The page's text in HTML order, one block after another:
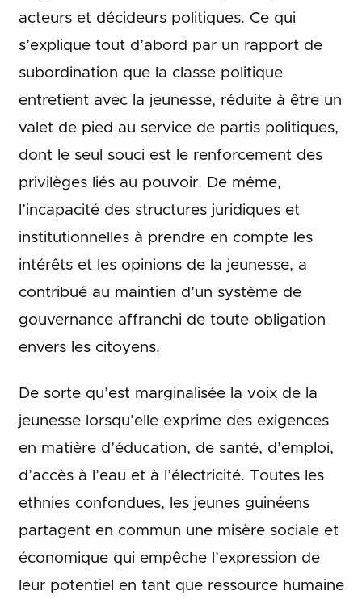
acteurs et décideurs politiques. Ce qui
s’explique tout d’abord par un rapport de
subordination que la classe politique
entretient avec la jeunesse, réduite à être un
valet de pied au service de partis politiques,
dont le seul souci est le renforcement des
privilèges liés au pouvoir. De même,
l’incapacité des structures juridiques et
institutionnelles à prendre en compte les
intérêts et les opinions de la jeunesse, a
contribué au maintien d’un système de
gouvernance affranchi de toute obligation
envers les citoyens.
De sorte qu’est marginalisée la voix de la
jeunesse lorsqu’elle exprime des exigences
en matière d’éducation, de santé, d’emploi,
d’accès à l’eau et à l’électricité. Toutes les
ethnies confondues, les jeunes guinéens
partagent en commun une misère sociale et
économique qui empêche l’expression de
leur potentiel en tant que ressource humaine